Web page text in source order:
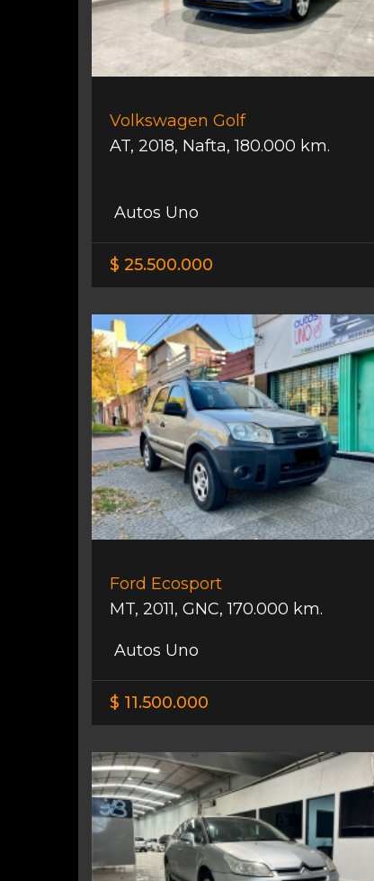
Volkswagen Golf
AT, 2018, Nafta,180.000 km.
Autos Uno
$ 25.500.000
Ford Ecosport
MT, 2011, GNC,170.000 km.
Autos Uno
$ 11.500.000